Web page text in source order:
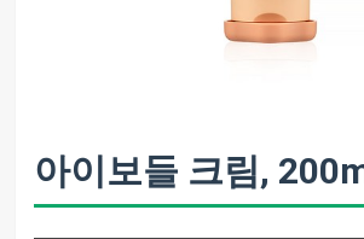
아이보들 크림,